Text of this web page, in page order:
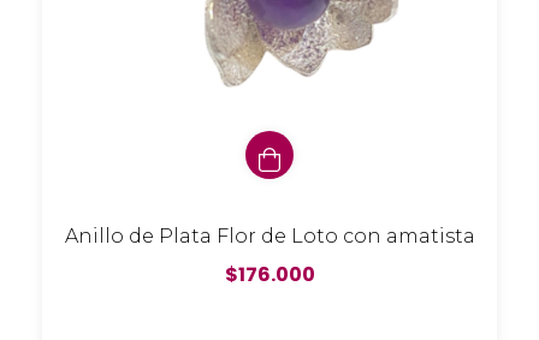
Anillo de Plata Flor de Loto con amatista
$176.000